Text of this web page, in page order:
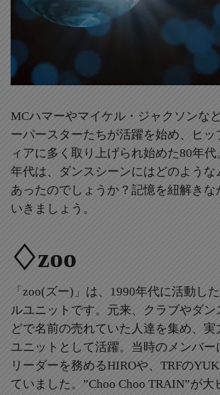
MCハマーやマイケル・ジャクソンな
ーパースターたちが活躍を始め、ヒ
ィアに多く取り上げられ始めた80年
年代は、ダンスシーンにはどのような
あったのでしょうか？記憶を紐解きな
いきましょう。
♢zoo
「zoo(ズー)」は、1990年代に活動し
ルユニットです。元来、クラブやダン
どで名前の売れていた人達を集め、実
ユニットとして活躍。当時のメンバー
リーダーを務めるHIROや、TRFの
ていました。”Choo Choo TRAIN”が大